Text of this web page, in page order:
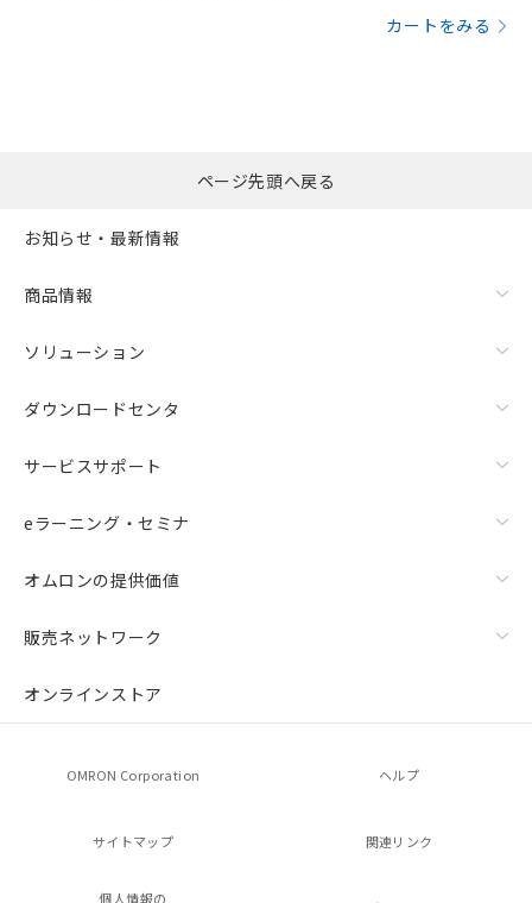
カートをみる
ページ先頭へ戻る
お知らせ・最新情報
商品情報
ソリューション
ダウンロードセンタ
サービスサポート
eラーニング・セミナ
オムロンの提供価値
販売ネットワーク
オンラインストア
OMRON Corporation ヘルプ
サイトマップ 関連リンク
個人情報の